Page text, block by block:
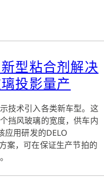
型粘合剂解决
投影量产
技术引入各类新车型。这
挡风玻璃的宽度，供车内
应用研发的DELO
案，可在保证生产节拍的